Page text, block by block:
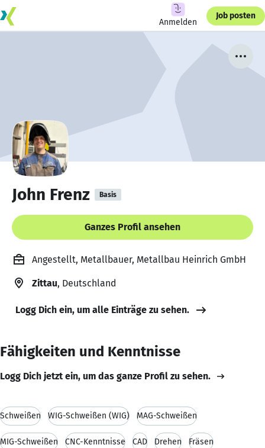
Anmelden
Job posten
John Frenz Basis
Ganzes Profil ansehen
Angestellt, Metallbauer, Metallbau Heinrich GmbH
Zittau, Deutschland
Logg Dich ein, um alle Einträge zu sehen.
Fähigkeiten und Kenntnisse
Logg Dich jetzt ein, um das ganze Profil zu sehen.
Schweißen WIG-Schweißen (WIG) MAG-Schweißen
MIG-Schweißen CNC-Kenntnisse CAD Drehen Fräsen